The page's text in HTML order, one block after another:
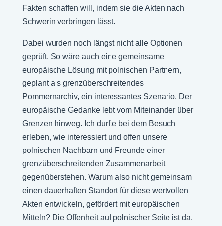
Fakten schaffen will, indem sie die Akten nach
Schwerin verbringen lässt.
Dabei wurden noch längst nicht alle Optionen
geprüft. So wäre auch eine gemeinsame
europäische Lösung mit polnischen Partnern,
geplant als grenzüberschreitendes
Pommernarchiv, ein interessantes Szenario. Der
europäische Gedanke lebt vom Miteinander über
Grenzen hinweg. Ich durfte bei dem Besuch
erleben, wie interessiert und offen unsere
polnischen Nachbarn und Freunde einer
grenzüberschreitenden Zusammenarbeit
gegenüberstehen. Warum also nicht gemeinsam
einen dauerhaften Standort für diese wertvollen
Akten entwickeln, gefördert mit europäischen
Mitteln? Die Offenheit auf polnischer Seite ist da.